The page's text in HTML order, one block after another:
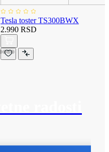
Tesla toster TS300BWX
2.990 RSD